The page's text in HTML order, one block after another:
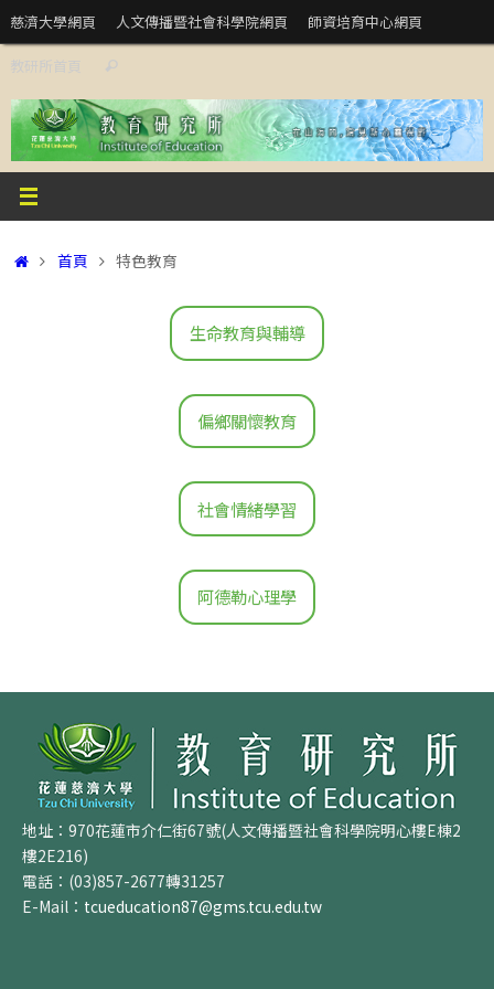
Skip
to
content
慈濟大學網頁 人文傳播暨社會科學院網頁 師資培育中心網頁
教研所首頁 Search
Home
首頁 特色教育
生命教育與輔導
偏鄉關懷教育
社會情緒學習
阿德勒心理學
地址：970花蓮市介仁街67號(人文傳播暨社會科學院明心樓E棟2
樓2E216)
電話：(03)857-2677轉31257
E-Mail： tcueducation87@gms.tcu.edu.tw